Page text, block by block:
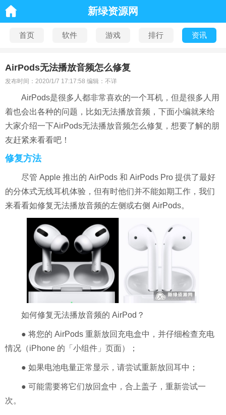
新绿资源网
首页 软件 游戏 排行 资讯
AirPods无法播放音频怎么修复
发布时间：2020/1/7 17:17:58 编辑：不详
AirPods是很多人都非常喜欢的一个耳机，但是很多人用
着也会出各种的问题，比如无法播放音频，下面小编就来给
大家介绍一下AirPods无法播放音频怎么修复，想要了解的朋
友赶紧来看看吧！
修复方法
尽管 Apple 推出的 AirPods 和 AirPods Pro 提供了最好
的分体式无线耳机体验，但有时他们并不能如期工作，我们
来看看如修复无法播放音频的左侧或右侧 AirPods。
如何修复无法播放音频的 AirPod？
● 将您的 AirPods 重新放回充电盒中，并仔细检查充电
情况（iPhone 的「小组件」页面）；
● 如果电池电量正常显示，请尝试重新放回耳中；
● 可能需要将它们放回盒中，合上盖子，重新尝试一
次。